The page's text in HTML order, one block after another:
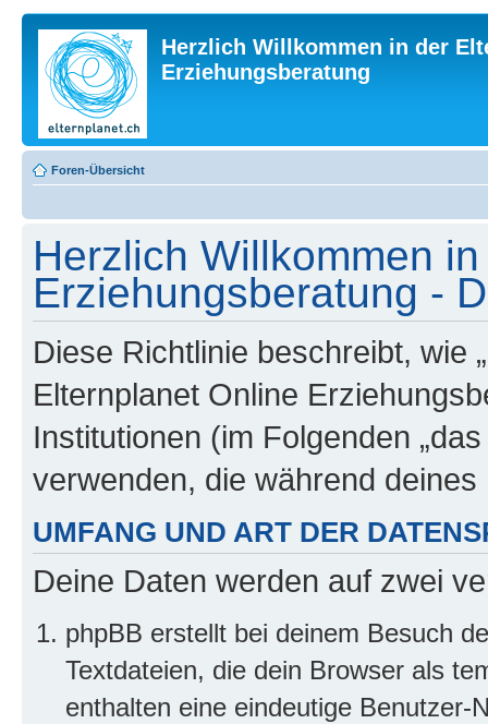
Herzlich Willkommen in der
Erziehungsberatung
Foren-Übersicht
Herzlich Willkommen
Erziehungsberatung -
Diese Richtlinie beschreibt, wie
Elternplanet Online
Institutionen (im Folgenden
verwenden, die während
UMFANG UND ART DER
Deine Daten werden auf zwei
phpBB erstellt bei deinem Besuch
Textdateien, die dein Browser als
enthalten eine eindeutige